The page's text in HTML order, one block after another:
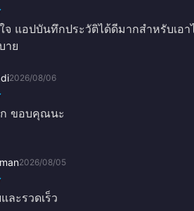
จ แอปบันทึกประวัติได้ดีมากสำหรับเ
าย
2026/08/06
ก ขอบคุณนะ
2026/08/05
ละรวดเร็ว